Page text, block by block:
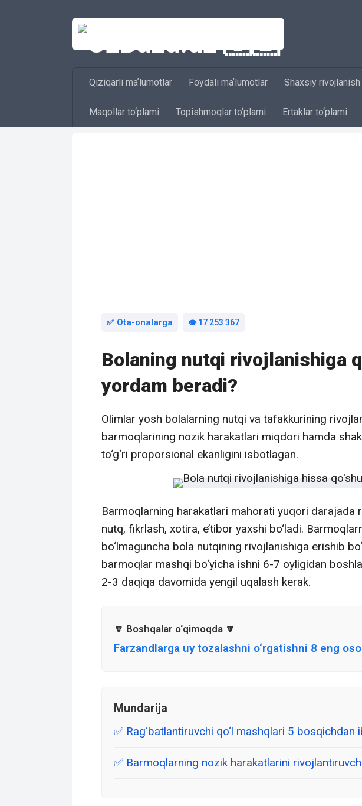
Skip to content
Qiziqarli maʼlumotlar Foydali maʼlumotlar Shaxsiy rivojlanish
Maqollar to‘plami Topishmoqlar to‘plami Ertaklar to‘plami
✅ Ota-onalarga 👁️ 17 253 367
Bolaning nutqi rivojlanishiga
yordam beradi?
Olimlar yosh bolalarning nutqi va tafakkurining
barmoqlarining nozik harakatlari miqdori hamda
to‘g‘ri proporsional ekanligini isbotlagan.
Barmoqlarning harakatlari mahorati yuqori darajada
nutq, fikrlash, xotira, e’tibor yaxshi bo‘ladi.
bo‘lmaguncha bola nutqining rivojlanishiga erishib
barmoqlar mashqi bo‘yicha ishni 6-7 oyligidan
2-3 daqiqa davomida yengil uqalash kerak.
Farzandlarga uy tozalashni o‘rgatishni 8 eng
Mundarija
Rag‘batlantiruvchi qo‘l mashqlari 5 bosqichdan
Barmoqlarning nozik harakatlarini